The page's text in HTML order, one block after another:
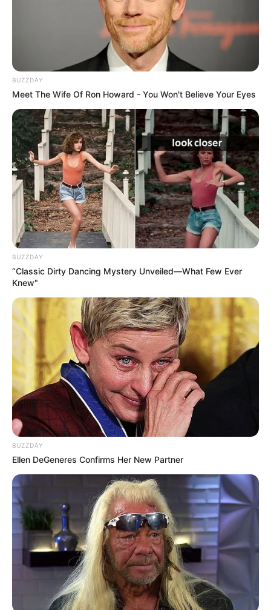
Les+
Quel épisode déchirant ! La rupture
entreGaëtanetAlicefait mal. On
comprend la douleur de Gaëtan :
apprendre qu’on lui a caché une
grossesse et une IVG, c’est déjà violent,
mais découvrir quetout le monde
(quasi) était au courant sauf lui, ça
achève tout. Sa phrase« Sans
ensemble »est forte. Et pourtant, on a
excuses, qui le supplie en vain… Espérons
que le temps va aider pour qu’Alice et
Gaëtan se retrouvent. Les compliments
TeyssieràAnaïssont top, on voit
qu’il la respecte et l’admire comme cheffe
aujourd’hui, même si parfois il est
maladroit.Anaïs reprend le Double
A grâce au deal avecHector qui va
organiser des défis pour trouver les
meilleurs pour le championnat des
Saison estivale oblige, on a droit à un peu
beach-volley
avec une après
midi entreColine,Gary, MilanetBakary.
Ce dernier n’a pas envie de retourner à
Bordeaux, il ne veut pas de favoritisme
donc hors de question d’en parler à
Stanislas.Bakary va-t-il négocier avec
Teyssier pour rester ? Solennest
solaire, c’est une chouette recrue. On
adoreCharlie Loiselier…elle est parfaite
BUZZDAY
Meet The Wife Of Ron Howard - You Won't Believe Your Eyes
BUZZDAY
“Classic Dirty Dancing Mystery Unveiled—What Few Ever
Knew"
BUZZDAY
Ellen DeGeneres Confirms Her New Partner